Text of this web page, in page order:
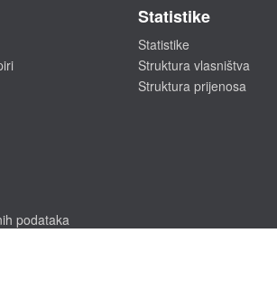
Statistike
Statistike
Struktura vlasništva
Struktura prijenosa
podataka